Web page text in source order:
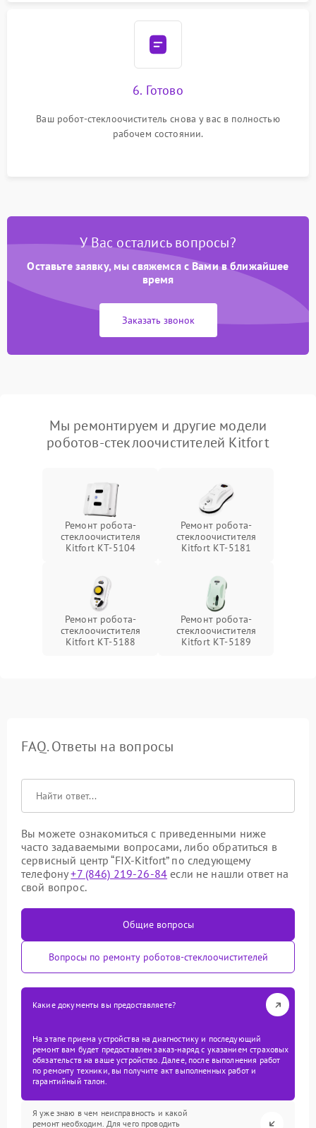
6. Готово
Ваш робот-стеклоочиститель снова у вас в полностью
рабочем состоянии.
У Вас остались вопросы?
Оставьте заявку, мы свяжемся с Вами в ближайшее
время
Заказать звонок
Мы ремонтируем и другие модели
роботов-стеклоочистителей Kitfort
Ремонт робота-
стеклоочистителя
Kitfort КТ-5104
Ремонт робота-
стеклоочистителя
Kitfort КТ-5181
Ремонт робота-
стеклоочистителя
Kitfort КТ-5188
Ремонт робота-
стеклоочистителя
Kitfort КТ-5189
FAQ. Ответы на вопросы
Вы можете ознакомиться с приведенными ниже
часто задаваемыми вопросами, либо обратиться в
сервисный центр “FIX-Kitfort” по следующему
телефону+7 (846) 219-26-84 если не нашли ответ на
свой вопрос.
Общие вопросы
Вопросы по ремонту роботов-стеклоочистителей
Какие документы вы предоставляете?
На этапе приема устройства на диагностику и последующий
ремонт вам будет предоставлен заказ-наряд с указанием страховых
обязательств на ваше устройство. Далее, после выполнения работ
по ремонту техники, вы получите акт выполненных работ и
гарантийный талон.
Я уже знаю в чем неисправность и какой
ремонт необходим. Для чего проводить